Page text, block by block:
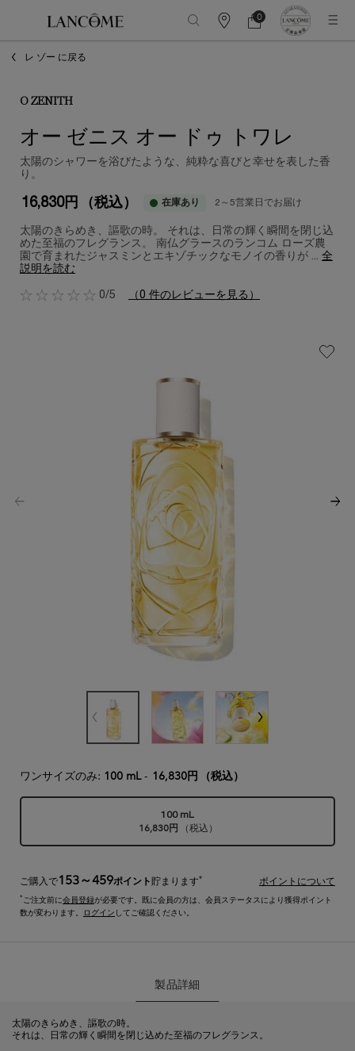
カ
カ
ー
0
0 カート内の製品
レ ゾー に戻る
O ZENITH
オー ゼニス オー ドゥ トワレ
太陽のシャワーを浴びたような、純粋な喜びと幸せを表した香
り。
16,830円 （税込） 在庫あり 2～5営業日でお届け
太陽のきらめき、謳歌の時。 それは、日常の輝く瞬間を閉じ込
めた至福のフレグランス。 南仏グラースのランコム ローズ農
園で育まれたジャスミンとエキゾチックなモノイの香りが ... 全
説明を読む
0/5 （0 件のレビューを見る）
ワンサイズのみ: 100 mL- 16,830円 （税込）
選択済み
100 mL
16,830円 （税込）
, 1/1
ご購入で153～459ポイント 貯まります* ポイントについて
* ご注文前に会員登録が必要です。既に会員の方は、会員ステータスにより獲得ポイント
数が変わります。
ログイン してご確認ください。
製品詳細
太陽のきらめき、謳歌の時。
それは、日常の輝く瞬間を閉じ込めた至福のフレグランス。